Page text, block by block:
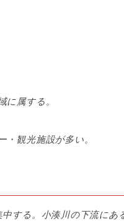
属する。
観光施設が多い。
する。小湊川の下流にあ